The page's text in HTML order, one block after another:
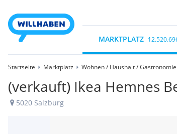
MARKTPLATZ
Startseite Marktplatz Wohnen / Haushalt / Gastronomie
(verkauft) Ikea Hemnes
5020 Salzburg